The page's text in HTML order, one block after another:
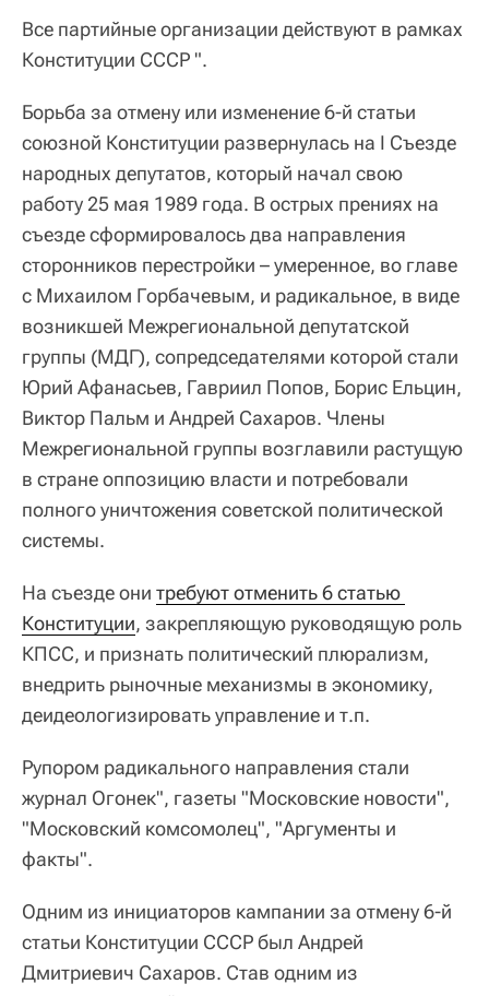
Все партийные организации действуют в рамках
Конституции СССР ".
Борьба за отмену или изменение 6-й статьи
союзной Конституции развернулась на I Съезде
народных депутатов, который начал свою
работу 25 мая 1989 года. В острых прениях на
съезде сформировалось два направления
сторонников перестройки – умеренное, во главе
с Михаилом Горбачевым, и радикальное, в виде
возникшей Межрегиональной депутатской
группы (МДГ), сопредседателями которой стали
Юрий Афанасьев, Гавриил Попов, Борис Ельцин,
Виктор Пальм и Андрей Сахаров. Члены
Межрегиональной группы возглавили растущую
в стране оппозицию власти и потребовали
полного уничтожения советской политической
системы.
На съезде они требуют отменить 6 статью
Конституции, закрепляющую руководящую роль
КПСС, и признать политический плюрализм,
внедрить рыночные механизмы в экономику,
деидеологизировать управление и т.п.
Рупором радикального направления стали
журнал Огонек", газеты "Московские новости",
"Московский комсомолец", "Аргументы и
факты".
Одним из инициаторов кампании за отмену 6-й
статьи Конституции СССР был Андрей
Дмитриевич Сахаров. Став одним из